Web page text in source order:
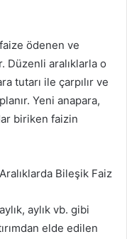
ödenen ve
Düzenli aralıklarla o
tutarı ile çarpılır ve
Yeni anapara,
biriken faizin
Bileşik Faiz
aylık vb. gibi
elde edilen